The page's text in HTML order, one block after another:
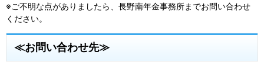
※ご不明な点がありましたら、長野南年金事務所までお問い合わせ
ください。
≪お問い合わせ先≫